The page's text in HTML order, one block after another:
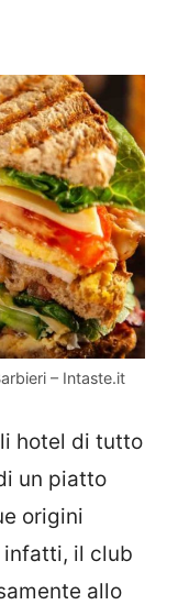
– Intaste.it
hotel di tutto
un piatto
origini
infatti, il club
allo